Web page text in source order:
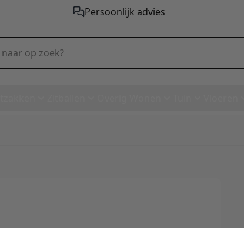
Persoonlijk advies
op zoek?
80 x 150 cm